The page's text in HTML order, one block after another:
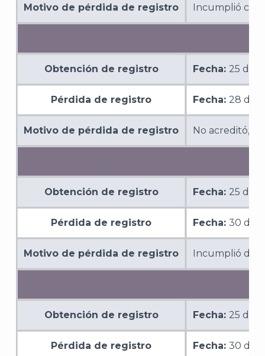
Motivo de pérdida de registro Incumplió con
Obtención de registro Fecha: 25 de
Pérdida de registro Fecha: 28 de
Motivo de pérdida de registro No acreditó,
Obtención de registro Fecha: 25 de
Pérdida de registro Fecha: 30 de
Motivo de pérdida de registro Incumplió de
Obtención de registro Fecha: 25 de
Pérdida de registro Fecha: 30 de